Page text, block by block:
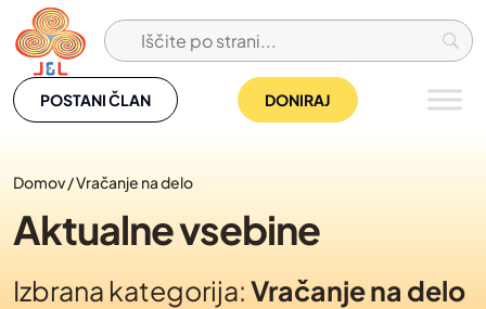
Skip
to
content
POSTANI ČLAN DONIRAJ
Domov/Vračanje na delo
Aktualne vsebine
Izbrana kategorija:Vračanje na delo